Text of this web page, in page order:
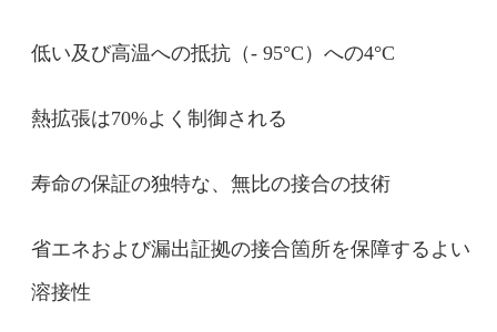
低い及び高温への抵抗（- 95°C）への4°C
熱拡張は70%よく制御される
寿命の保証の独特な、無比の接合の技術
省エネおよび漏出証拠の接合箇所を保障するよい
溶接性